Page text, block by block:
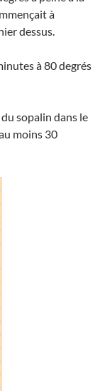
à
dessus.
à 80 degrés
sopalin dans le
moins 30